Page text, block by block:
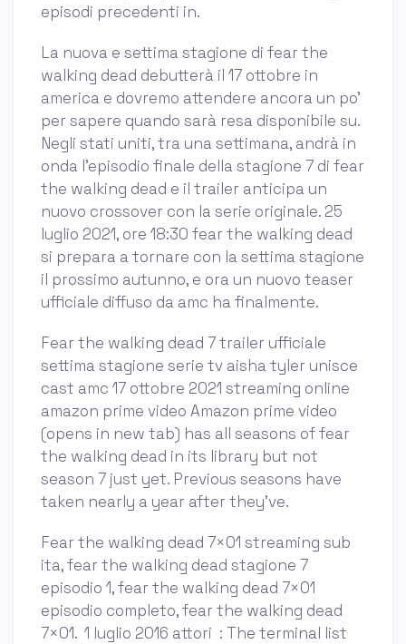
episodi precedenti in.
La nuova e settima stagione di fear the
walking dead debutterà il 17 ottobre in
america e dovremo attendere ancora un po’
per sapere quando sarà resa disponibile su.
Negli stati uniti, tra una settimana, andrà in
onda l’episodio finale della stagione 7 di fear
the walking dead e il trailer anticipa un
nuovo crossover con la serie originale. 25
luglio 2021, ore 18:30 fear the walking dead
si prepara a tornare con la settima stagione
il prossimo autunno, e ora un nuovo teaser
ufficiale diffuso da amc ha finalmente.
Fear the walking dead 7 trailer ufficiale
settima stagione serie tv aisha tyler unisce
cast amc 17 ottobre 2021 streaming online
amazon prime video Amazon prime video
(opens in new tab) has all seasons of fear
the walking dead in its library but not
season 7 just yet. Previous seasons have
taken nearly a year after they’ve.
Fear the walking dead 7×01 streaming sub
ita, fear the walking dead stagione 7
episodio 1, fear the walking dead 7×01
episodio completo, fear the walking dead
7×01. ‎ 1 luglio 2016 attori ‏ : The terminal list